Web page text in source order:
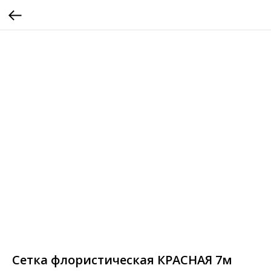
Сетка флористическая КРАСНАЯ 7м